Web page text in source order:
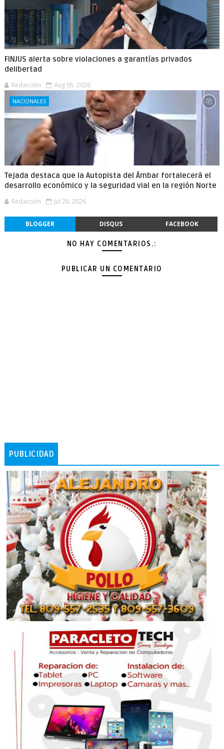
FINJUS alerta sobre violaciones a garantías privados
delibertad
Redacción Aug 05, 2026
NACIONALES
Tejada destaca que la Autopista del Ámbar fortalecerá el
desarrollo económico y la seguridad vial en la región Norte
Redacción Jul 28, 2026
BLOGGER DISQUS FACEBOOK
NO HAY COMENTARIOS.:
PUBLICAR UN COMENTARIO
PUBLICIDAD